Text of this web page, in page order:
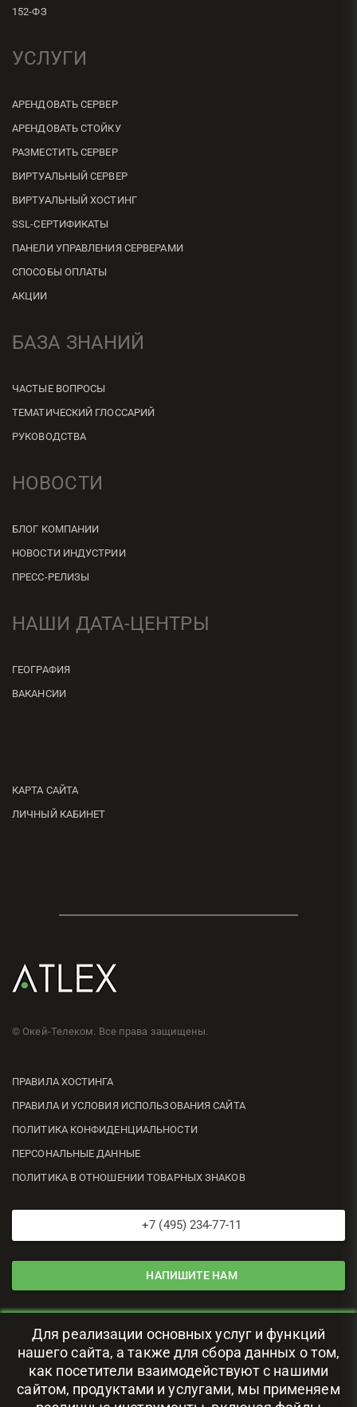
152-ФЗ
УСЛУГИ
АРЕНДОВАТЬ СЕРВЕР
АРЕНДОВАТЬ СТОЙКУ
РАЗМЕСТИТЬ СЕРВЕР
ВИРТУАЛЬНЫЙ СЕРВЕР
ВИРТУАЛЬНЫЙ ХОСТИНГ
SSL-СЕРТИФИКАТЫ
ПАНЕЛИ УПРАВЛЕНИЯ СЕРВЕРАМИ
СПОСОБЫ ОПЛАТЫ
АКЦИИ
БАЗА ЗНАНИЙ
ЧАСТЫЕ ВОПРОСЫ
ТЕМАТИЧЕСКИЙ ГЛОССАРИЙ
РУКОВОДСТВА
НОВОСТИ
БЛОГ КОМПАНИИ
НОВОСТИ ИНДУСТРИИ
ПРЕСС-РЕЛИЗЫ
НАШИ ДАТА-ЦЕНТРЫ
ГЕОГРАФИЯ
ВАКАНСИИ
КАРТА САЙТА
ЛИЧНЫЙ КАБИНЕТ
© Окей-Телеком. Все права защищены.
ПРАВИЛА ХОСТИНГА
ПРАВИЛА И УСЛОВИЯ ИСПОЛЬЗОВАНИЯ САЙТА
ПОЛИТИКА КОНФИДЕНЦИАЛЬНОСТИ
ПЕРСОНАЛЬНЫЕ ДАННЫЕ
ПОЛИТИКА В ОТНОШЕНИИ ТОВАРНЫХ ЗНАКОВ
+7 (495) 234-77-11
НАПИШИТЕ НАМ
ЦОД В РОССИИ
111024, г. Москва, ул. Авиамоторная, 69
Для реализации основных услуг и функций
нашего сайта, а также для сбора данных о том,
как посетители взаимодействуют с нашими
сайтом, продуктами и услугами, мы применяем